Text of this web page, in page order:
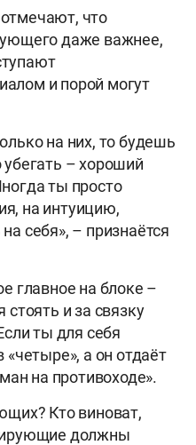
что
даже важнее,
и порой могут
на них, то будешь
– хороший
ты просто
на интуицию,
себя», – признаётся
главное на блоке –
стоять и за связку
ты для себя
а он отдаёт
на противоходе».
Кто виноват,
должны